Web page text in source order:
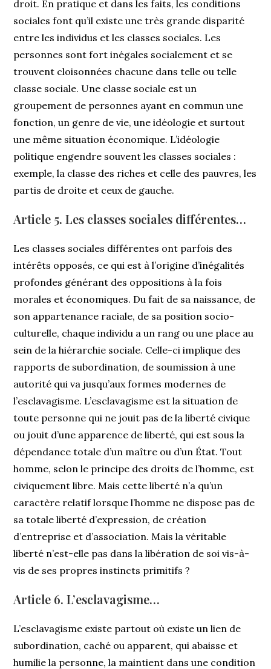
droit. En pratique et dans les faits, les conditions
sociales font qu’il existe une très grande disparité
entre les individus et les classes sociales. Les
personnes sont fort inégales socialement et se
trouvent cloisonnées chacune dans telle ou telle
classe sociale. Une classe sociale est un
groupement de personnes ayant en commun une
fonction, un genre de vie, une idéologie et surtout
une même situation économique. L’idéologie
politique engendre souvent les classes sociales :
exemple, la classe des riches et celle des pauvres, les
partis de droite et ceux de gauche.
Article 5. Les classes sociales différentes…
Les classes sociales différentes ont parfois des
intérêts opposés, ce qui est à l’origine d’inégalités
profondes générant des oppositions à la fois
morales et économiques. Du fait de sa naissance, de
son appartenance raciale, de sa position socio-
culturelle, chaque individu a un rang ou une place au
sein de la hiérarchie sociale. Celle-ci implique des
rapports de subordination, de soumission à une
autorité qui va jusqu’aux formes modernes de
l’esclavagisme. L’esclavagisme est la situation de
toute personne qui ne jouit pas de la liberté civique
ou jouit d’une apparence de liberté, qui est sous la
dépendance totale d’un maître ou d’un État. Tout
homme, selon le principe des droits de l’homme, est
civiquement libre. Mais cette liberté n’a qu’un
caractère relatif lorsque l’homme ne dispose pas de
sa totale liberté d’expression, de création
d’entreprise et d’association. Mais la véritable
liberté n’est-elle pas dans la libération de soi vis-à-
vis de ses propres instincts primitifs ?
Article 6. L’esclavagisme…
L’esclavagisme existe partout où existe un lien de
subordination, caché ou apparent, qui abaisse et
humilie la personne, la maintient dans une condition